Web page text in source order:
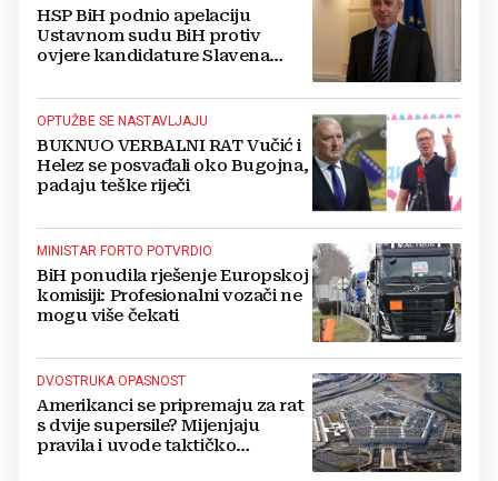
HSP BiH podnio apelaciju
Ustavnom sudu BiH protiv
ovjere kandidature Slavena
OPTUŽBE SE NASTAVLJAJU
BUKNUO VERBALNI RAT Vučić i
Helez se posvađali oko Bugojna,
padaju teške riječi
MINISTAR FORTO POTVRDIO
BiH ponudila rješenje Europskoj
komisiji: Profesionalni vozači ne
mogu više čekati
DVOSTRUKA OPASNOST
Amerikanci se pripremaju za rat
s dvije supersile? Mijenjaju
pravila i uvode taktičko